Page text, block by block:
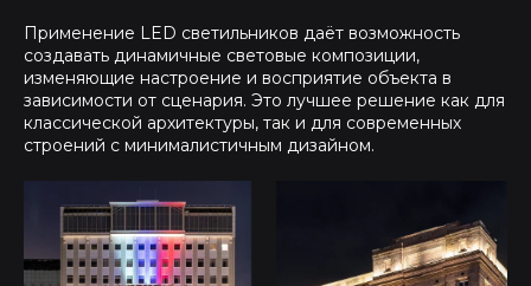
Применение LED светильников даёт возможность
создавать динамичные световые композиции,
изменяющие настроение и восприятие объекта в
зависимости от сценария. Это лучшее решение как для
классической архитектуры, так и для современных
строений с минималистичным дизайном.